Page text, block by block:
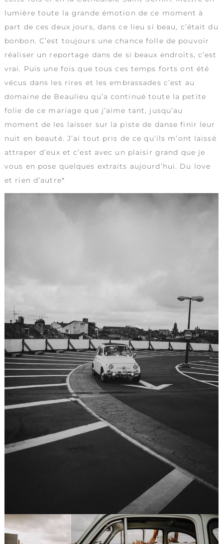
lumière toute la grande émotion de ce moment à
part de ces deux jours, dans ce lieu si beau, c’était du
bonbon. C’est toujours une chance folle de pouvoir
réaliser un reportage dans de si beaux endroits, c’est
vrai. Puis une fois que tous ces temps forts ont été
vécus dans les rires et les embrassades c’est au
domaine de Beaulieu qu’a continué toute la petite
folie de ce mariage que j’aime tant, jusqu’au
moment de les laisser sur la piste de danse finir leur
nuit en beauté. J’ai tout pris de ce qu’ils m’ont laissé
attraper d’eux et c’est avec un plaisir grand que je
vous en pose quelques extraits aujourd’hui. Du love
et rien d’autre*